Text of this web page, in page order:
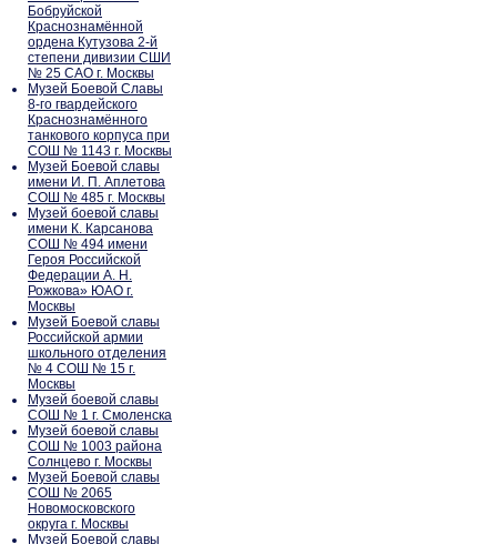
Бобруйской
Краснознамённой
ордена Кутузова 2-й
степени дивизии СШИ
№ 25 САО г. Москвы
Музей Боевой Славы
8-го гвардейского
Краснознамённого
танкового корпуса при
СОШ № 1143 г. Москвы
Музей Боевой славы
имени И. П. Аплетова
СОШ № 485 г. Москвы
Музей боевой славы
имени К. Карсанова
СОШ № 494 имени
Героя Российской
Федерации А. Н.
Рожкова» ЮАО г.
Москвы
Музей Боевой славы
Российской армии
школьного отделения
№ 4 СОШ № 15 г.
Москвы
Музей боевой славы
СОШ № 1 г. Смоленска
Музей боевой славы
СОШ № 1003 района
Солнцево г. Москвы
Музей Боевой славы
СОШ № 2065
Новомосковского
округа г. Москвы
Музей Боевой славы